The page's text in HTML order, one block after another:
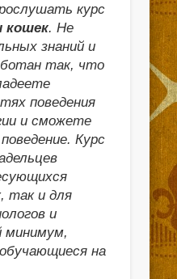
курс
кошек. Не
знаний и
так, что
поведения
и сможете
Курс
так и для
и
минимум,
на